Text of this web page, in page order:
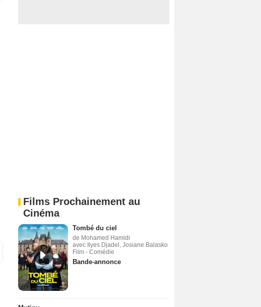
Films Prochainement au
Cinéma
Tombé du ciel
de Mohamed Hamidi
avec Ilyes Djadel, Josiane Balasko
Film - Comédie
Bande-annonce